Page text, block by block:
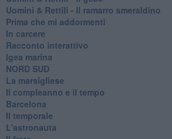
Uomini & Rettili - Il ramarro smeraldino
Prima che mi addormenti
In carcere
Racconto interattivo
Igea marina
​NORD SUD
La marsigliese
Il compleanno e il tempo
Barcelona
Il temporale
L'astronauta